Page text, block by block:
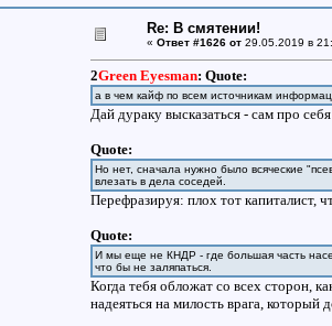
Re: В смятении!
« Ответ #1626 от29.05.2019 в
2Green Eyesman: Quote:
а в чем кайф по всем источникам
Дай дураку высказаться - сам про
Quote:
Но нет, сначала нужно было всяческие
влезать в дела соседей.
Перефразируя: плох тот капиталист,
Quote:
И мы еще не КНДР - где большая часть
что бы не заляпаться.
Когда тебя обложат со всех сторон,
надеяться на милость врага,